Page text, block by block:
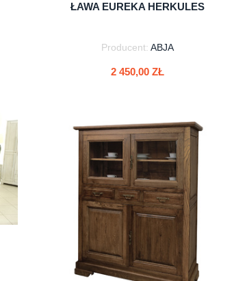
ŁAWA EUREKA HERKULES
Producent: ABJA
2 450,00 ZŁ
do koszyka